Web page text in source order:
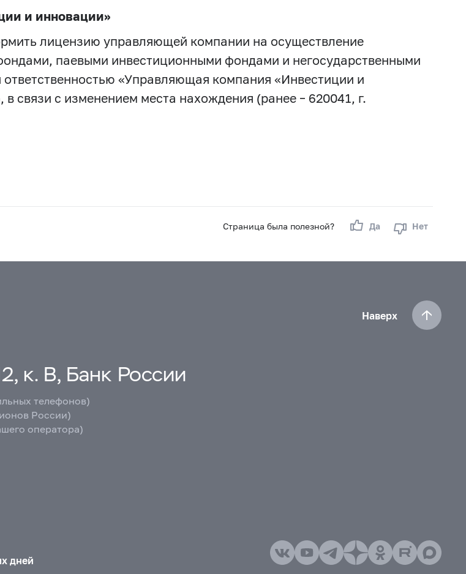
и инновации»
лицензию управляющей компании на осуществление
паевыми инвестиционными фондами и негосударственными
«Управляющая компания «Инвестиции и
связи с изменением места нахождения (ранее – 620041, г.
Страница была полезной? Да Нет
Наверх
к. В, Банк России
телефонов)
России)
оператора)
дней